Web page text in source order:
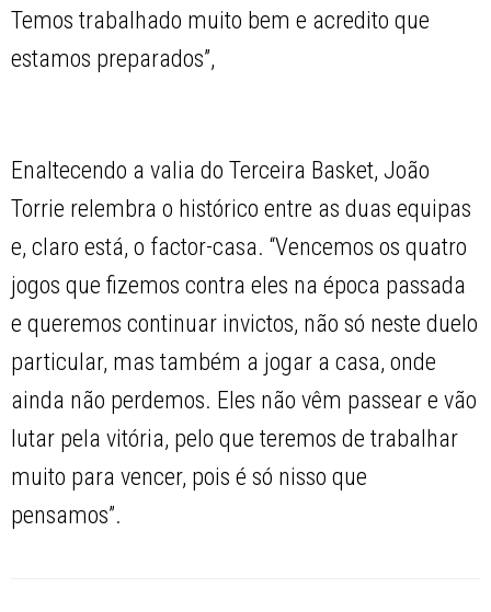
Temos trabalhado muito bem e acredito que
estamos preparados”,
Enaltecendo a valia do Terceira Basket, João
Torrie relembra o histórico entre as duas equipas
e, claro está, o factor-casa. “Vencemos os quatro
jogos que fizemos contra eles na época passada
e queremos continuar invictos, não só neste duelo
particular, mas também a jogar a casa, onde
ainda não perdemos. Eles não vêm passear e vão
lutar pela vitória, pelo que teremos de trabalhar
muito para vencer, pois é só nisso que
pensamos”.